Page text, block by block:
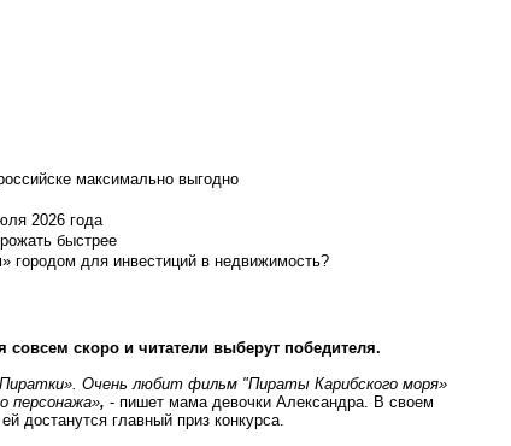
максимально выгодно
2026 года
быстрее
городом для инвестиций в недвижимость?
скоро и читатели выберут победителя.
Очень любит фильм "Пираты Карибского моря»
персонажа», - пишет мама девочки Александра. В своем
достанутся главный приз конкурса.